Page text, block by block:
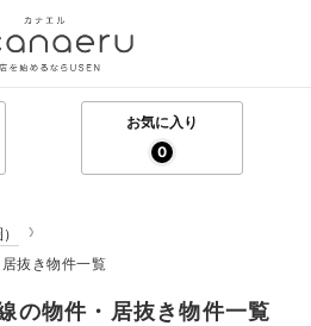
お気に入り
0
抜き物件一覧
の物件・居抜き物件一覧